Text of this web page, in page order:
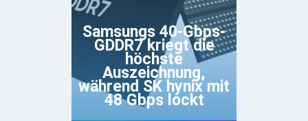
Samsungs 40-Gbps-
GDDR7 kriegt die
höchste
Auszeichnung,
während SK hynix mit
48 Gbps lockt